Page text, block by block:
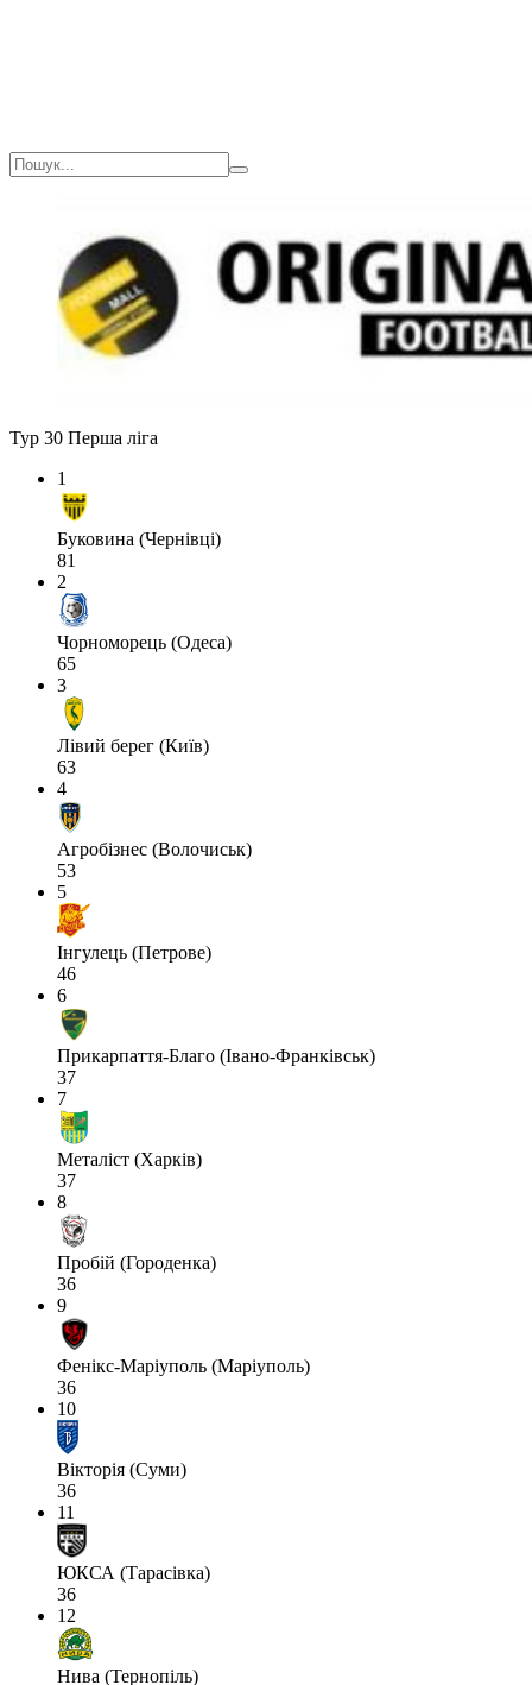
Тур 30 Перша ліга
1
Буковина (Чернівці)
81
2
Чорноморець (Одеса)
65
3
Лівий берег (Київ)
63
4
Агробізнес (Волочиськ)
53
5
Інгулець (Петрове)
46
6
Прикарпаття-Благо (Івано-Франківськ)
37
7
Металіст (Харків)
37
8
Пробій (Городенка)
36
9
Фенікс-Маріуполь (Маріуполь)
36
10
Вікторія (Суми)
36
11
ЮКСА (Тарасівка)
36
12
Нива (Тернопіль)